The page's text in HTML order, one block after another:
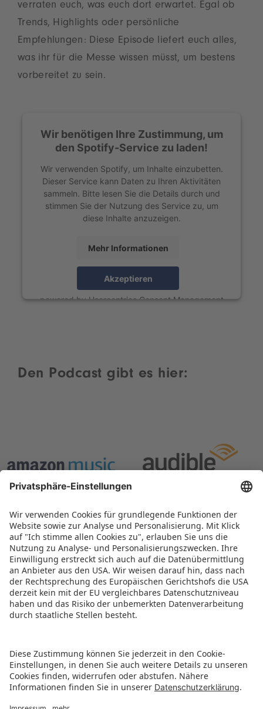
verraten euch, was euch dort erwartet. Egal ob
Trends, Highlights oder persönliche
Empfehlungen: Diese Episode liefert euch alles,
was ihr für die Messe wissen müsst, um bestens
vorbereitet zu sein.
Wir benötigen Ihre Zustimmung, um
den Spotify-Service zu laden!
Wir verwenden Spotify, um Inhalte einzubetten.
Dieser Service kann Daten zu Ihren Aktivitäten
sammeln. Bitte lesen Sie die Details durch und
stimmen Sie der Nutzung des Service zu, um
diese Inhalte anzuzeigen.
Mehr Informationen
Akzeptieren
powered byUsercentrics Consent Management
Den Podcast gibt es hier: